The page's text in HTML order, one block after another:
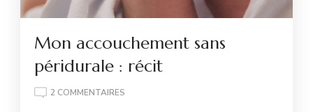
Mon accouchement sans
péridurale : récit
2 COMMENTAIRES